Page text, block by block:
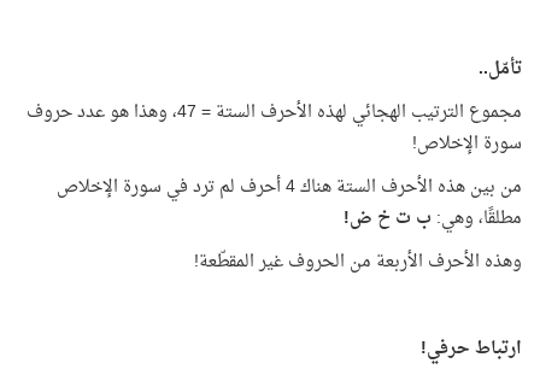
تأمّل..
مجموع الترتيب الهجائي لهذه الأحرف الستة = 47، وهذا هو عدد حروف
سورة الإخلاص!
من بين هذه الأحرف الستة هناك 4 أحرف لم ترد في سورة الإخلاص
مطلقًا، وهي: ب ت خ ض!
وهذه الأحرف الأربعة من الحروف غير المقطّعة!
ارتباط حرفي!